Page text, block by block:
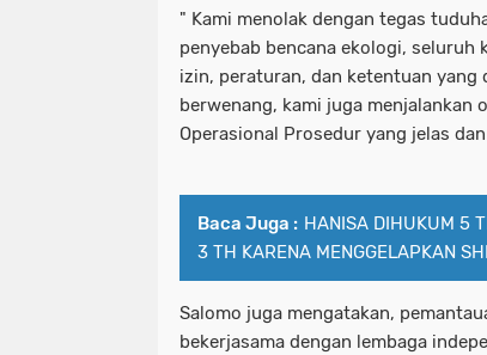
" Kami menolak dengan tegas
penyebab bencana ekologi, seluruh
izin, peraturan, dan ketentuan
berwenang, kami juga menjalankan
Operasional Prosedur yang jelas
Baca Juga : HANISA DIHUKUM 5
3 TH KARENA MENGGELAPKAN
Salomo juga mengatakan,
bekerjasama dengan lembaga